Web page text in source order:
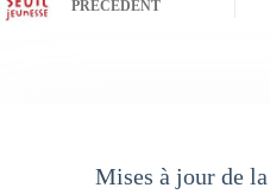
PRÉCÉDENT
Mises à jour de